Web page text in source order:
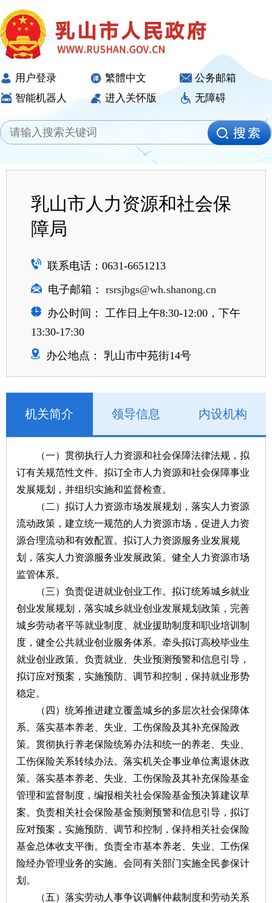
用户登录 繁體中文
公务邮箱
智能机器人
进入关怀版 无障碍
乳山市人力资源和社会保
障局
联系电话：0631-6651213
电子邮箱： rsrsjbgs@wh.shanong.cn
办公时间： 工作日上午8:30-12:00，下午
13:30-17:30
办公地点： 乳山市中苑街14号
机关简介 领导信息 内设机构
（一）贯彻执行人力资源和社会保障法律法规，拟
订有关规范性文件。拟订全市人力资源和社会保障事业
发展规划，并组织实施和监督检查。
（二）拟订人力资源市场发展规划，落实人力资源
流动政策，建立统一规范的人力资源市场，促进人力资
源合理流动和有效配置。拟订人力资源服务业发展规
划，落实人力资源服务业发展政策。健全人力资源市场
监管体系。
（三）负责促进就业创业工作。拟订统筹城乡就业
创业发展规划，落实城乡就业创业发展规划政策，完善
城乡劳动者平等就业制度、就业援助制度和职业培训制
度，健全公共就业创业服务体系。牵头拟订高校毕业生
就业创业政策。负责就业、失业预测预警和信息引导，
拟订应对预案，实施预防、调节和控制，保持就业形势
稳定。
（四）统筹推进建立覆盖城乡的多层次社会保障体
系。落实基本养老、失业、工伤保险及其补充保险政
策。贯彻执行养老保险统筹办法和统一的养老、失业、
工伤保险关系转续办法。落实机关企事业单位离退休政
策。落实基本养老、失业、工伤保险及其补充保险基金
管理和监督制度，编报相关社会保险基金预决算建议草
案。负责相关社会保险基金预测预警和信息引导，拟订
应对预案，实施预防、调节和控制，保持相关社会保险
基金总体收支平衡。负责全市基本养老、失业、工伤保
险经办管理业务的实施。会同有关部门实施全民参保计
划。
（五）落实劳动人事争议调解仲裁制度和劳动关系